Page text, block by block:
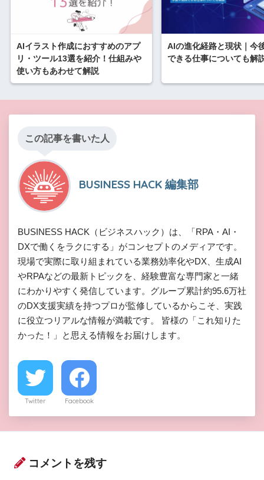
AIイラスト作成におすすめのアプ
リ・ツール13選を紹介！仕組みや
使い方もあわせて解説
AIの進化経路と現状｜今
できる仕事についても解
この記事を書いた人
BUSINESS HACK 編集部
BUSINESS HACK（ビジネスハック）は、「RPA・AI・
DXで働くをラクにする」がコンセプトのメディアです。
現場で実際に取り組まれている業務効率化やDX、生成AI
やRPAなどの最新トピックを、経験豊富な専門家と一緒
にわかりやすく発信しています。グループ累計約95.6万社
のDX支援実績を持つプロが監修しているからこそ、実践
に役立つリアルな情報が満載です。 皆様の「これ知りた
かった！」と思える情報をお届けします。
Twitter Facebook
コメントを残す